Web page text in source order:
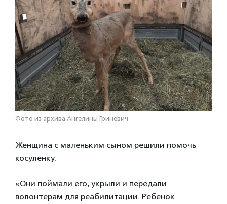
Фото из архива Ангелины Гриневич
Женщина с маленьким сыном решили помочь
косуленку.
«Они поймали его, укрыли и передали
волонтерам для реабилитации. Ребенок